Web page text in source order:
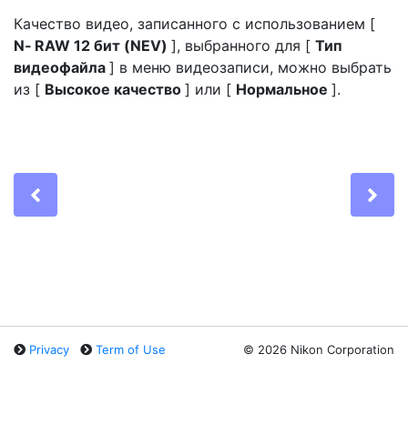
Качество видео, записанного с использованием [
N‑ RAW 12 бит (NEV) ], выбранного для [ Тип
видеофайла ] в меню видеозаписи, можно выбрать
из [ Высокое качество ] или [ Нормальное ].
Privacy Term of Use © 2026 Nikon Corporation